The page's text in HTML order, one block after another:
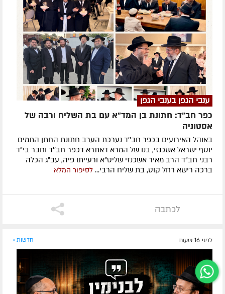
ענבי הגפן בענבי הגפן
כפר חב"ד: חתונת בן המד"א עם בת השליח ורבה של
אסטוניה
באוהל האירועים בכפר חב''ד נערכת הערב חתונת החתן התמים
יוסף ישראל אשכנזי, בנו של המרא דאתרא דכפר חב''ד וחבר בי"ד
רבני חב"ד הרב מאיר אשכנזי שליט"א ורעייתו פיה, עב"ג הכלה
ברכה רישא רחל קוט, בת שליח הרבי... לסיפור המלא
לכתבה
לפני 16 שעות חדשות »